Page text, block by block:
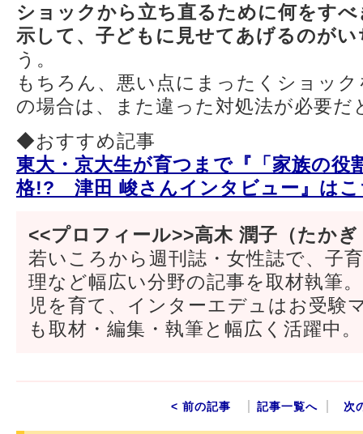
ショックから立ち直るために何をす
示して、子どもに見せてあげるのが
う。
もちろん、悪い点にまったくショッ
の場合は、また違った対処法が必要だ
◆おすすめ記事
東大・京大生が育つまで『「家族の役
格!? 津田 峻さんインタビュー』はこ
<<プロフィール>>高木 潤子（たか
若いころから週刊誌・女性誌で、子
理など幅広い分野の記事を取材執筆
児を育て、インターエデュはお受験
も取材・編集・執筆と幅広く活躍中。
< 前の記事 記事一覧へ 次